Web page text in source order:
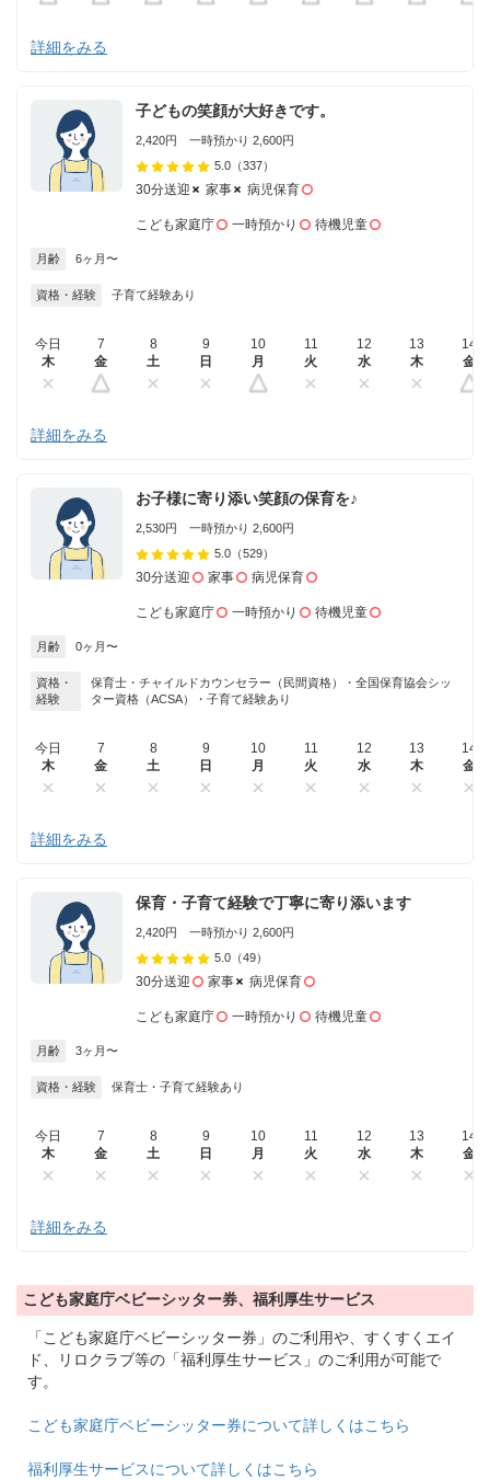
詳細をみる
子どもの笑顔が大好きです。
2,420円 一時預かり 2,600円
5.0 （337）
30分送迎 家事 病児保育
こども家庭庁 一時預かり 待機児童
月齢 6ヶ月〜
資格・経験 子育て経験あり
今日
木
7
金
8
土
9
日
10
月
11
火
12
水
13
木
14
金
詳細をみる
お子様に寄り添い笑顔の保育を♪
2,530円 一時預かり 2,600円
5.0 （529）
30分送迎 家事 病児保育
こども家庭庁 一時預かり 待機児童
月齢 0ヶ月〜
資格・
経験
保育士・チャイルドカウンセラー（民間資格）・全国保育協会シッ
ター資格（ACSA）・子育て経験あり
今日
木
7
金
8
土
9
日
10
月
11
火
12
水
13
木
14
金
詳細をみる
保育・子育て経験で丁寧に寄り添います
2,420円 一時預かり 2,600円
5.0 （49）
30分送迎 家事 病児保育
こども家庭庁 一時預かり 待機児童
月齢 3ヶ月〜
資格・経験 保育士・子育て経験あり
今日
木
7
金
8
土
9
日
10
月
11
火
12
水
13
木
14
金
詳細をみる
こども家庭庁ベビーシッター券、福利厚生サービス
「こども家庭庁ベビーシッター券」のご利用や、すくすくエイ
ド、リロクラブ等の「福利厚生サービス」のご利用が可能で
す。
こども家庭庁ベビーシッター券について詳しくはこちら
福利厚生サービスについて詳しくはこちら